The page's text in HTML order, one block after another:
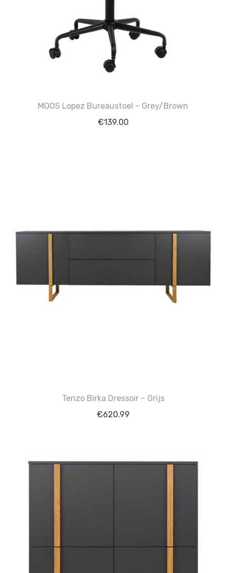
MOOS Lopez Bureaustoel – Grey/Brown
€139.00
Tenzo Birka Dressoir – Grijs
€620.99